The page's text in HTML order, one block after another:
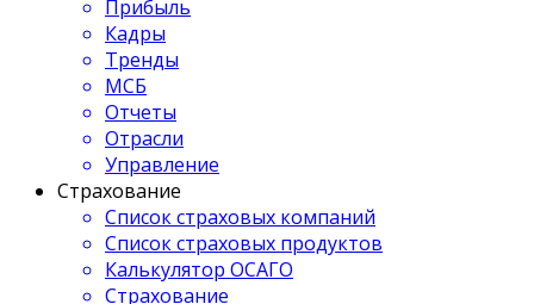
Прибыль
Кадры
Тренды
МСБ
Отчеты
Отрасли
Управление
Страхование
Список страховых компаний
Список страховых продуктов
Калькулятор ОСАГО
Страхование